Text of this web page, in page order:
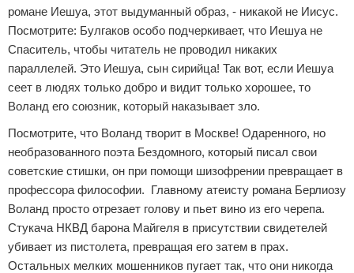
романе Иешуа, этот выдуманный образ, - никакой не Иисус.
Посмотрите: Булгаков особо подчеркивает, что Иешуа не
Спаситель, чтобы читатель не проводил никаких
параллелей. Это Иешуа, сын сирийца! Так вот, если Иешуа
сеет в людях только добро и видит только хорошее, то
Воланд его союзник, который наказывает зло.
Посмотрите, что Воланд творит в Москве! Одаренного, но
необразованного поэта Бездомного, который писал свои
советские стишки, он при помощи шизофрении превращает в
профессора философии.
Главному атеисту романа Берлиозу
Воланд просто отрезает голову и пьет вино из его черепа.
Стукача НКВД барона Майгеля в присутствии свидетелей
убивает из пистолета, превращая его затем в прах.
Остальных мелких мошенников пугает так, что они никогда